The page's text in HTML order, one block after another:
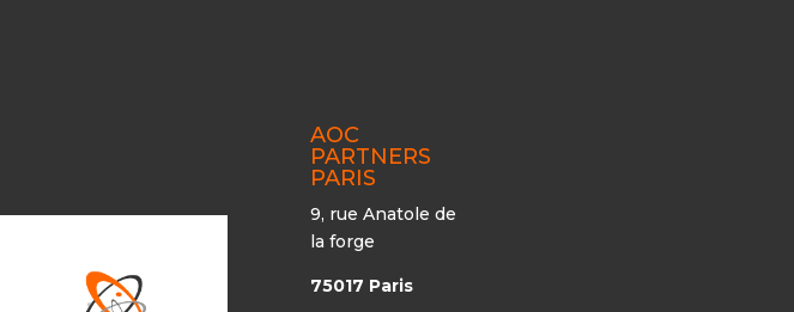
AOC
PARTNERS
PARIS
9, rue Anatole de
la forge
75017 Paris